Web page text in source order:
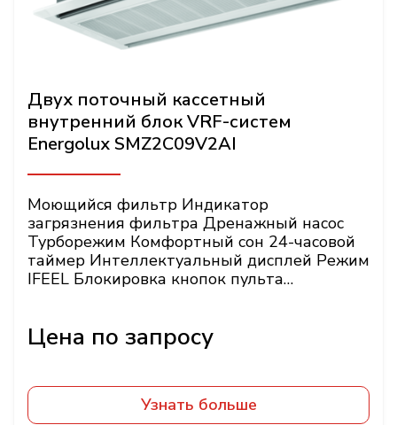
Двух поточный кассетный
внутренний блок VRF-систем
Energolux SMZ2C09V2AI
Моющийся фильтр Индикатор
загрязнения фильтра Дренажный насос
Турборежим Комфортный сон 24-часовой
таймер Интеллектуальный дисплей Режим
IFEEL Блокировка кнопок пульта
Узнать больше